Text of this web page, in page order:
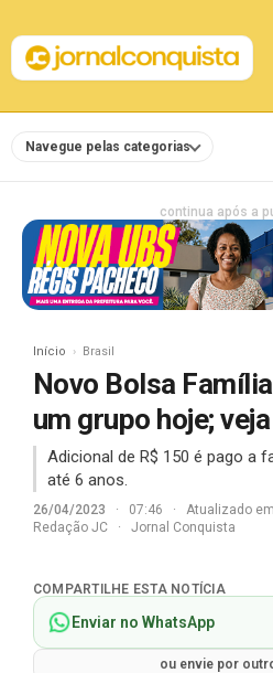
Navegue pelas categorias
continua após a
Início Brasil
Novo Bolsa
um grupo hoje;
Adicional de R$ 150 é pago a
até 6 anos.
26/04/2023 · 07:46 · Atualizado em
Redação JC
· Jornal Conquista
COMPARTILHE ESTA NOTÍCIA
Enviar no WhatsApp
ou envie por